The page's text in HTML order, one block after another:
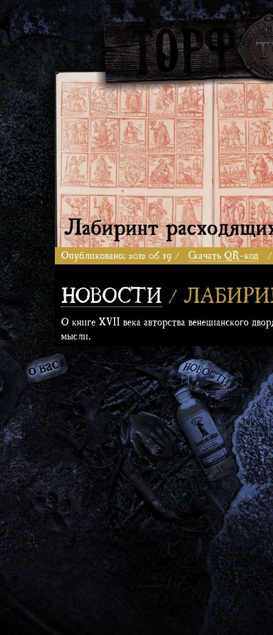
Опубликовано: 2012 06 19 / Скачать QR-код
НОВОСТИ /
О книге XVII века авторства венецианского
мысли.